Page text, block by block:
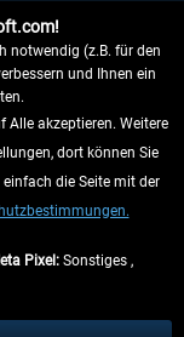
notwendig (z.B. für den
und Ihnen ein
Alle akzeptieren. Weitere
dort können Sie
einfach die Seite mit der
Pixel:Sonstiges ,